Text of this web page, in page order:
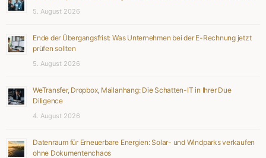
5. August 2026
Ende der Übergangsfrist: Was Unternehmen bei der E-Rechnung jetzt
prüfen sollten
5. August 2026
WeTransfer, Dropbox, Mailanhang: Die Schatten-IT in Ihrer Due
Diligence
4. August 2026
Datenraum für Erneuerbare Energien: Solar- und Windparks verkaufen
ohne Dokumentenchaos